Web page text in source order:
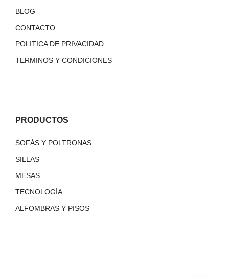
BLOG
CONTACTO
POLITICA DE PRIVACIDAD
TERMINOS Y CONDICIONES
PRODUCTOS
SOFÁS Y POLTRONAS
SILLAS
MESAS
TECNOLOGÍA
ALFOMBRAS Y PISOS